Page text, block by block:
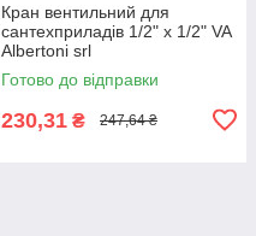
Кран вентильний для
сантехприладів 1/2" х 1/2" VA
Albertoni srl
Готово до відправки
230,31 ₴ 247,64 ₴